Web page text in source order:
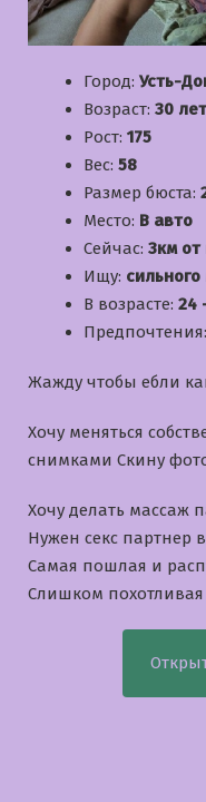
Город: Усть-
Возраст: 30 лет
Рост: 175
Вес: 58
Размер бюста:
Место: В авто
Сейчас: 3км от
Ищу:
В возрасте: 24
Предпочтения:
Жажду чтобы ебли
Хочу меняться
снимками Скину
Хочу делать массаж
Нужен секс партнер
Самая пошлая и
Слишком похотливая